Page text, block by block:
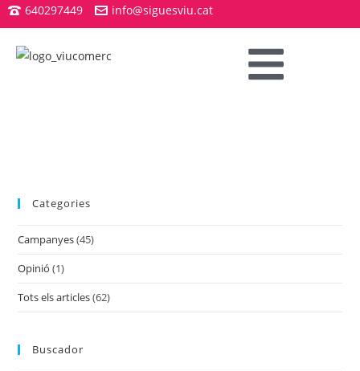
640297449 info@siguesviu.cat
Categories
Campanyes(45)
Opinió (1)
Tots els articles(62)
Buscador